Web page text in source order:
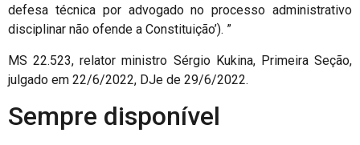
defesa técnica por advogado no processo administrativo
disciplinar não ofende a Constituição’). ”
MS 22.523, relator ministro Sérgio Kukina, Primeira Seção,
julgado em 22/6/2022, DJe de 29/6/2022.
Sempre disponível